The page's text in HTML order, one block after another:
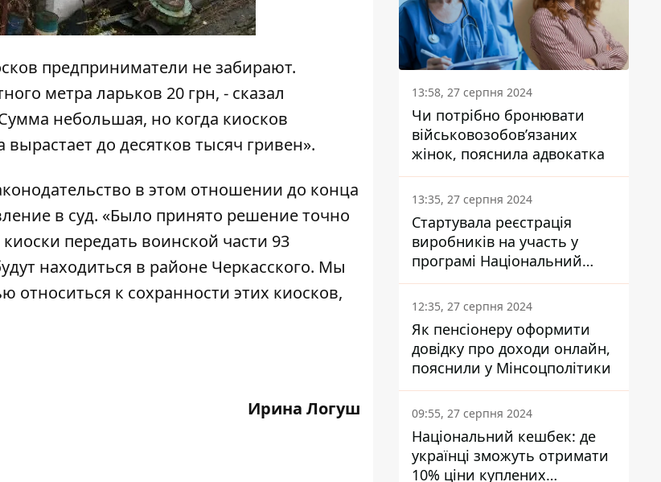
предприниматели не забирают.
метра ларьков 20 грн, - сказал
небольшая, но когда киосков
до десятков тысяч гривен».
в этом отношении до конца
в суд. «Было принято решение точно
передать воинской части 93
находиться в районе Черкасского. Мы
относиться к сохранности этих киосков,
Ирина Логуш
13:58, 27 серпня 2024
Чи потрібно бронювати
військовозобов’язаних
жінок, пояснила адвокатка
13:35, 27 серпня 2024
Стартувала реєстрація
виробників на участь у
програмі Національний
кешбек: як це зробити
через портал Дія
12:35, 27 серпня 2024
Як пенсіонеру оформити
довідку про доходи онлайн,
пояснили у Мінсоцполітики
09:55, 27 серпня 2024
Національний кешбек: де
українці зможуть отримати
10% ціни куплених